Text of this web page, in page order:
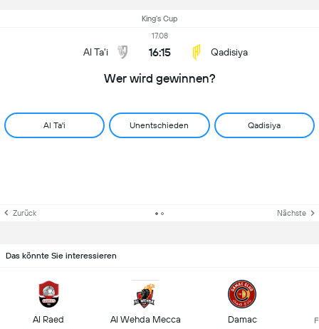
King's Cup
Al Ta'i
17.08
16:15 Qadisiya
Wer wird gewinnen?
Al Ta'i Unentschieden Qadisiya
Zurück Nächste
Das könnte Sie interessieren
Al Raed Al Wehda Mecca Damac